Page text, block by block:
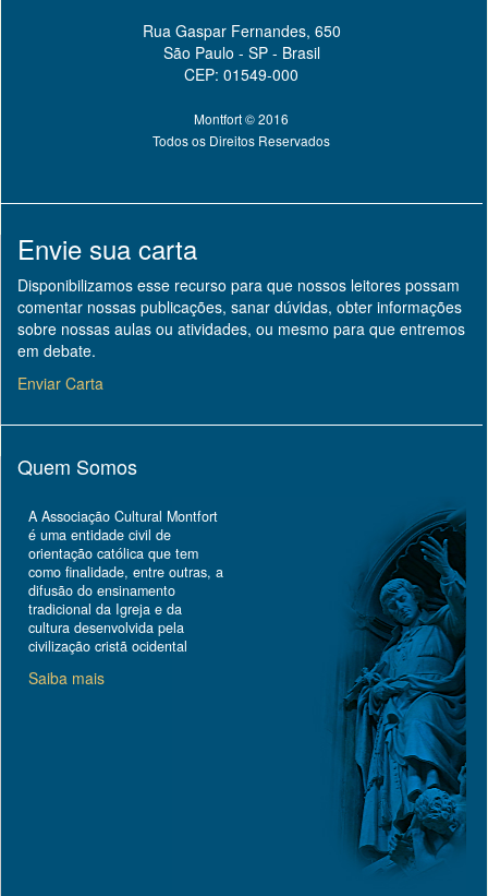
Rua Gaspar Fernandes, 650
São Paulo - SP - Brasil
CEP: 01549-000
Montfort © 2016
Todos os Direitos Reservados
Envie sua carta
Disponibilizamos esse recurso para que nossos leitores possam
comentar nossas publicações, sanar dúvidas, obter informações
sobre nossas aulas ou atividades, ou mesmo para que entremos
em debate.
Enviar Carta
Quem Somos
A Associação Cultural Montfort
é uma entidade civil de
orientação católica que tem
como finalidade, entre outras, a
difusão do ensinamento
tradicional da Igreja e da
cultura desenvolvida pela
civilização cristã ocidental
Saiba mais